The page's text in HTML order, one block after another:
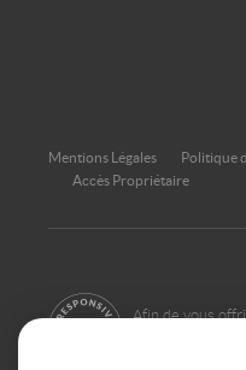
Mentions Légales Politique
Accès Propriétaire
Afin de vous